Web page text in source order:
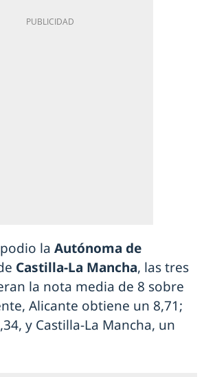
la Autónoma de
Castilla-La Mancha, las tres
la nota media de 8 sobre
Alicante obtiene un 8,71;
y Castilla-La Mancha, un